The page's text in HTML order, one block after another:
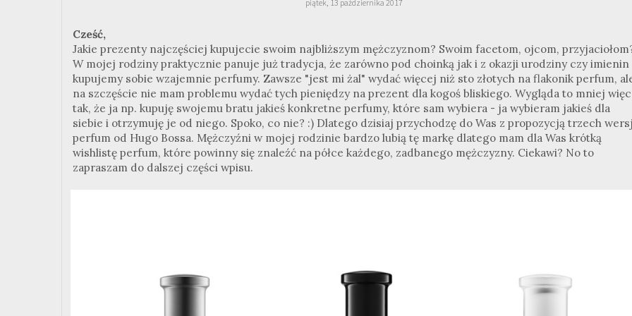
piątek, 13 października 2017
Cześć,
Jakie prezenty najczęściej kupujecie swoim najbliższym mężczyznom? Swoim facetom, ojcom,
W mojej rodziny praktycznie panuje już tradycja, że zarówno pod choinką jak i z okazji urodziny czy imienin
kupujemy sobie wzajemnie perfumy. Zawsze "jest mi żal" wydać więcej niż sto złotych na flakonik perfum,
na szczęście nie mam problemu wydać tych pieniędzy na prezent dla kogoś bliskiego. Wygląda to mniej
tak, że ja np. kupuję swojemu bratu jakieś konkretne perfumy, które sam wybiera - ja wybieram jakieś dla
siebie i otrzymuję je od niego. Spoko, co nie? :) Dlatego dzisiaj przychodzę do Was z propozycją trzech
perfum od Hugo Bossa. Mężczyźni w mojej rodzinie bardzo lubią tę markę dlatego mam dla Was krótką
wishlistę perfum, które powinny się znaleźć na półce każdego, zadbanego mężczyzny. Ciekawi? No to
zapraszam do dalszej części wpisu.